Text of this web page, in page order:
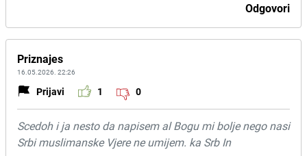
Odgovori
Priznajes
16.05.2026. 22:26
Prijavi 1 0
Scedoh i ja nesto da napisem al Bogu mi bolje nego nasi
Srbi muslimanske Vjere ne umijem. ka Srb In